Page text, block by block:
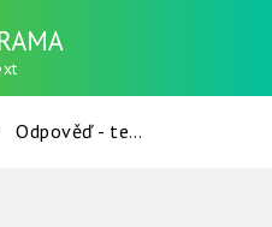
Odpověď - text